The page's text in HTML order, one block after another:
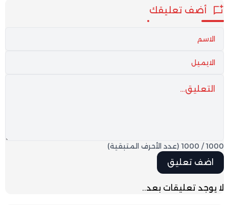
أضف تعليقك
1000
/
1000 (عدد الأحرف المتبقية)
لا يوجد تعليقات بعد..